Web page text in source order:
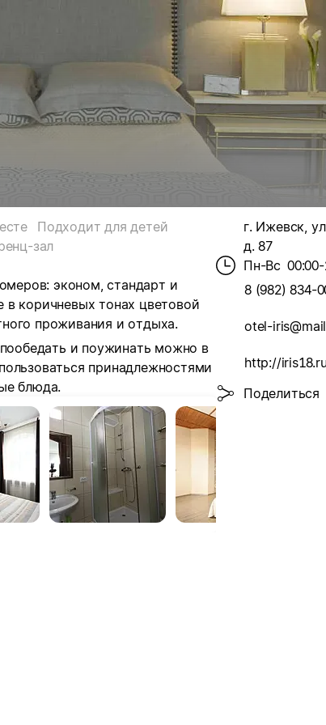
Подходит для детей
зал
эконом, стандарт и
коричневых тонах цветовой
проживания и отдыха.
и поужинать можно в
принадлежностями
блюда.
г. Ижевск,
д. 87
Пн-Вс
8 (982) 834-
otel-
http://
Поделиться